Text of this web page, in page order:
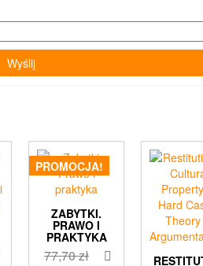
PROMOCJA!
ZABYTKI.
PRAWO I
PRAKTYKA
77,70złPierwotna